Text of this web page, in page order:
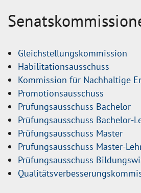
Gleichstellungskommission
Habilitationsausschuss
Kommission für Nachhaltige
Promotionsausschuss
Prüfungsausschuss Bachelor
Prüfungsausschuss Bachelor-
Prüfungsausschuss Master
Prüfungsausschuss Master-
Prüfungsausschuss